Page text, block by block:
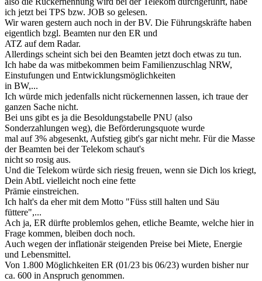
ich jetzt bei TPS bzw. JOB so gelesen.
Wir waren gestern auch noch in der BV. Die Führungskräfte haben
eigentlich bzgl. Beamten nur den ER und
ATZ auf dem Radar.
Allerdings scheint sich bei den Beamten jetzt doch etwas zu tun.
Ich habe da was mitbekommen beim Familienzuschlag NRW,
Einstufungen und Entwicklungsmöglichkeiten
in BW,...
Ich würde mich jedenfalls nicht rückernennen lassen, ich traue der
ganzen Sache nicht.
Bei uns gibt es ja die Besoldungstabelle PNU (also
Sonderzahlungen weg), die Beförderungsquote wurde
mal auf 3% abgesenkt, Aufstieg gibt's gar nicht mehr. Für die Masse
der Beamten bei der Telekom schaut's
nicht so rosig aus.
Und die Telekom würde sich riesig freuen, wenn sie Dich los kriegt,
Dein AbtL vielleicht noch eine fette
Prämie einstreichen.
Ich halt's da eher mit dem Motto "Füss still halten und Säu
füttere",...
Ach ja, ER dürfte problemlos gehen, etliche Beamte, welche hier in
Frage kommen, bleiben doch noch.
Auch wegen der inflationär steigenden Preise bei Miete, Energie
und Lebensmittel.
Von 1.800 Möglichkeiten ER (01/23 bis 06/23) wurden bisher nur
ca. 600 in Anspruch genommen.